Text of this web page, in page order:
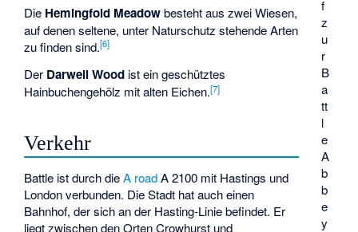
f
z
u
r
B
a
tt
l
e
A
b
b
e
y
Die Hemingfold Meadowbesteht aus zwei Wiesen,
auf denen seltene, unter Naturschutz stehende Arten
zu finden sind.[6]
Der Darwell Wood ist ein geschütztes
Hainbuchengehölz mit alten Eichen.[7]
Verkehr
Battle ist durch dieA roadA 2100 mit Hastings und
London verbunden. Die Stadt hat auch einen
Bahnhof, der sich an der Hasting-Linie befindet. Er
liegt zwischen den OrtenCrowhurst und